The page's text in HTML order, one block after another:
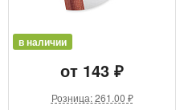
в наличии
от 143 ₽
Розница: 261.00 ₽